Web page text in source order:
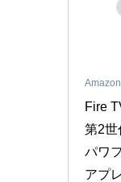
Amazon
Fire
第2世
パワ
アプ